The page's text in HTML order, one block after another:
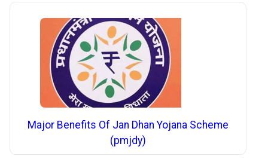
Major Benefits Of Jan Dhan Yojana Scheme
(pmjdy)